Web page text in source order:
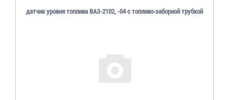
датчик уровня топлива ВАЗ-2102, -04 с топливо-заборной трубкой